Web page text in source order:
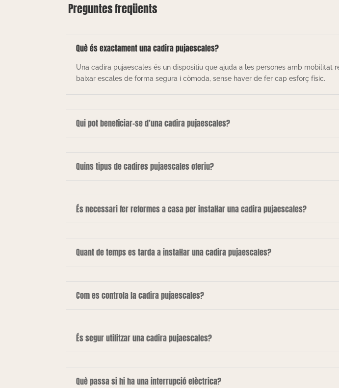
Preguntes freqüents
Què és exactament una cadira pujaescales?
Una cadira pujaescales és un dispositiu que ajuda a les persones amb mobilitat
baixar escales de forma segura i còmoda, sense haver de fer cap esforç físic.
Qui pot beneficiar-se d’una cadira pujaescales?
Quins tipus de cadires pujaescales oferiu?
És necessari fer reformes a casa per instal·lar una cadira pujaescales?
Quant de temps es tarda a instal·lar una cadira pujaescales?
Com es controla la cadira pujaescales?
És segur utilitzar una cadira pujaescales?
Què passa si hi ha una interrupció elèctrica?